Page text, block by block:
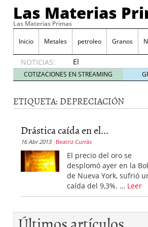
Las Materias
Las Materias Primas
Inicio Metales petroleo Granos
NOTICIAS:
El
Ecosistema
Kuailian,
la
tecnología
a todo el
mundo
mayo
2020
Presentación de Silk
WorldMarkets sigue
agrónomo
MYTVCHAIN Primera
COTIZACIONES EN STREAMING
ETIQUETA: DEPRECIACIÓN
Drástica caída en el...
16 Abr 2013 Beatriz Currás
El precio del oro se
desplomó ayer en la
de Nueva York, sufrió
caída del 9,3%. … Leer